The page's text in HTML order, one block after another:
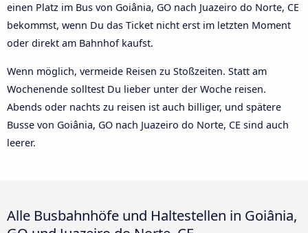
einen Platz im Bus von Goiânia, GO nach Juazeiro do Norte, CE
bekommst, wenn Du das Ticket nicht erst im letzten Moment
oder direkt am Bahnhof kaufst.
Wenn möglich, vermeide Reisen zu Stoßzeiten. Statt am
Wochenende solltest Du lieber unter der Woche reisen.
Abends oder nachts zu reisen ist auch billiger, und spätere
Busse von Goiânia, GO nach Juazeiro do Norte, CE sind auch
leerer.
Alle Busbahnhöfe und Haltestellen in Goiânia,